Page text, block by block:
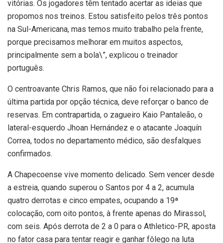
vitórias. Os jogadores têm tentado acertar as ideias que
propomos nos treinos. Estou satisfeito pelos três pontos
na Sul-Americana, mas temos muito trabalho pela frente,
porque precisamos melhorar em muitos aspectos,
principalmente sem a bola\”, explicou o treinador
português.
O centroavante Chris Ramos, que não foi relacionado para a
última partida por opção técnica, deve reforçar o banco de
reservas. Em contrapartida, o zagueiro Kaio Pantaleão, o
lateral-esquerdo Jhoan Hernández e o atacante Joaquín
Correa, todos no departamento médico, são desfalques
confirmados.
A Chapecoense vive momento delicado. Sem vencer desde
a estreia, quando superou o Santos por 4 a 2, acumula
quatro derrotas e cinco empates, ocupando a 19ª
colocação, com oito pontos, à frente apenas do Mirassol,
com seis. Após derrota de 2 a 0 para o Athletico-PR, aposta
no fator casa para tentar reagir e ganhar fôlego na luta